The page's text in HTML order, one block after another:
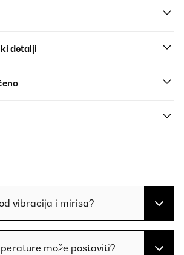
detalji
vibracija i mirisa?
može postaviti?